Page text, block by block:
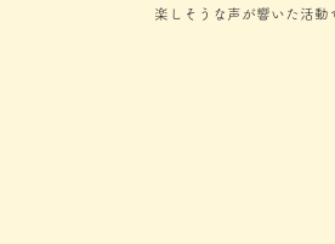
楽しそうな声が響いた活動